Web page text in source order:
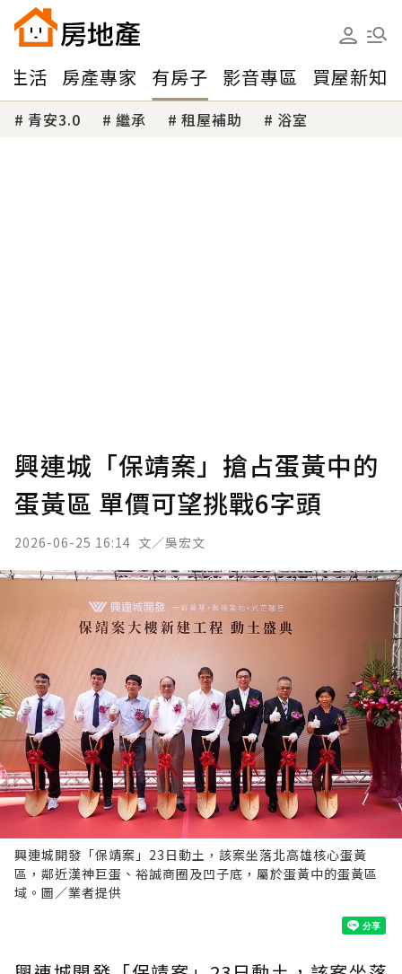
生活 房產專家 有房子 影音專區 買屋新知
青安3.0 繼承 租屋補助 浴室
興連城「保靖案」搶占蛋黃中的
蛋黃區 單價可望挑戰6字頭
2026-06-25 16:14 文／吳宏文
興連城開發「保靖案」23日動土，該案坐落北高雄核心蛋黃
區，鄰近漢神巨蛋、裕誠商圈及凹子底，屬於蛋黃中的蛋黃區
域。圖／業者提供